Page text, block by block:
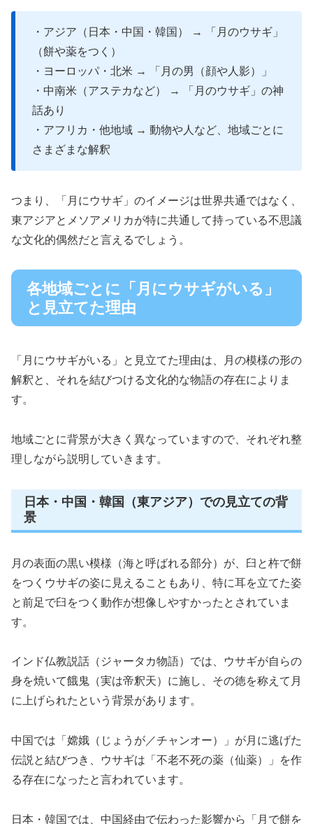
・アジア（日本・中国・韓国） → 「月のウサギ」
（餅や薬をつく）
・ヨーロッパ・北米 → 「月の男（顔や人影）」
・中南米（アステカなど） → 「月のウサギ」の神
話あり
・アフリカ・他地域 → 動物や人など、地域ごとに
さまざまな解釈
つまり、「月にウサギ」のイメージは世界共通ではなく、
東アジアとメソアメリカが特に共通して持っている不思議
な文化的偶然だと言えるでしょう。
各地域ごとに「月にウサギがいる」
と見立てた理由
「月にウサギがいる」と見立てた理由は、月の模様の形の
解釈と、それを結びつける文化的な物語の存在によりま
す。
地域ごとに背景が大きく異なっていますので、それぞれ整
理しながら説明していきます。
日本・中国・韓国（東アジア）での見立ての背
景
月の表面の黒い模様（海と呼ばれる部分）が、臼と杵で餅
をつくウサギの姿に見えることもあり、特に耳を立てた姿
と前足で臼をつく動作が想像しやすかったとされていま
す。
インド仏教説話（ジャータカ物語）では、ウサギが自らの
身を焼いて餓鬼（実は帝釈天）に施し、その徳を称えて月
に上げられたという背景があります。
中国では「嫦娥（じょうが／チャンオー）」が月に逃げた
伝説と結びつき、ウサギは「不老不死の薬（仙薬）」を作
る存在になったと言われています。
日本・韓国では、中国経由で伝わった影響から「月で餅を